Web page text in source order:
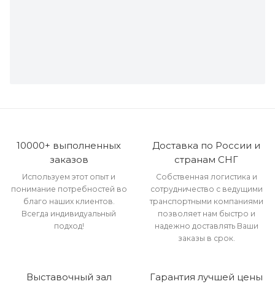
10000+ выполненных
заказов
Используем этот опыт и
понимание потребностей во
благо наших клиентов.
Всегда индивидуальный
подход!
Доставка по России и
странам СНГ
Собственная логистика и
сотрудничество с ведущими
транспортными компаниями
позволяет нам быстро и
надежно доставлять Ваши
заказы в срок.
Выставочный зал Гарантия лучшей цены